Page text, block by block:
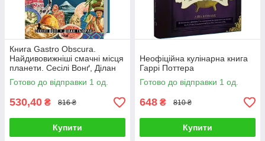
Книга Gastro Obscura.
Найдивовижніші смачні місця
планети. Сесілі Вонґ, Ділан
Тьюрас
Готово до відправки 1 од.
530,40 ₴ 816 ₴
Купити
Неофіційна кулінарна книга
Гаррі Поттера
Готово до відправки 1 од.
648 ₴ 810 ₴
Купити